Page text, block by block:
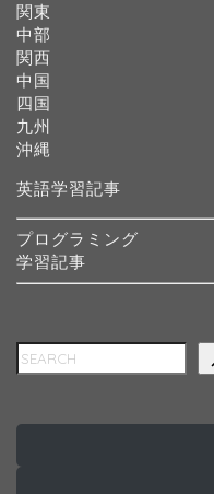
関東
中部
関西
中国
四国
九州
沖縄
英語学習記事
プログラミング
学習記事
検索